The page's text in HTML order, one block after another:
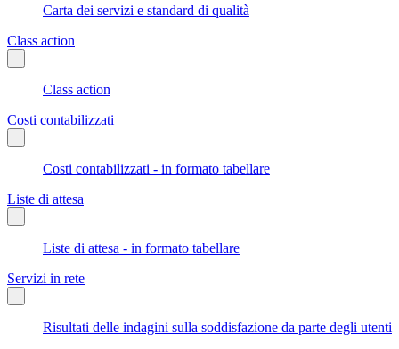
Carta dei servizi e standard di qualità
Class action
Class action
Costi contabilizzati
Costi contabilizzati - in formato tabellare
Liste di attesa
Liste di attesa - in formato tabellare
Servizi in rete
Risultati delle indagini sulla soddisfazione da parte degli utenti